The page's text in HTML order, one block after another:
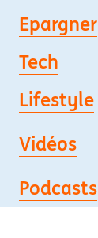
Epargner
Tech
Lifestyle
Vidéos
Podcasts